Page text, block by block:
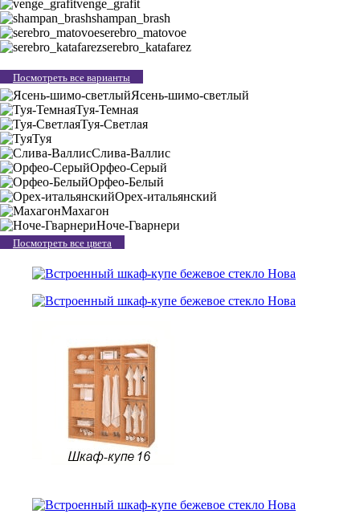
venge_grafit
shampan_brash
serebro_matovoe
serebro_katafarez
Посмотреть все варианты
Ясень-шимо-светлый
Туя-Темная
Туя-Светлая
Туя
Слива-Валлис
Орфео-Серый
Орфео-Белый
Орех-итальянский
Махагон
Ноче-Гварнери
Посмотреть все цвета